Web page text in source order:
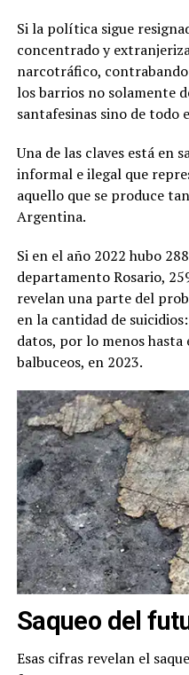
Si la política sigue
concentrado y
narcotráfico,
los barrios no solamente
santafesinas sino de todo
Una de las claves está en
informal e ilegal que
aquello que se produce
Argentina.
Si en el año 2022 hubo
departamento Rosario,
revelan una parte del
en la cantidad de
datos, por lo menos
balbuceos, en 2023.
Saqueo del
Esas cifras revelan el